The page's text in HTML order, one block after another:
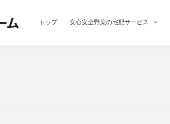
トップ 安心安全野菜の宅配サービス